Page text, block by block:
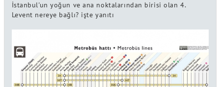
İstanbul'un yoğun ve ana noktalarından birisi olan 4.
Levent nereye bağlı? işte yanıtı